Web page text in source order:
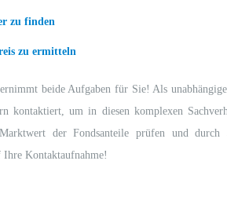
zu finden
zu ermitteln
beide Aufgaben für Sie! Als
kontaktiert, um in diesen komplexen
der Fondsanteile prüfen und durch
Kontaktaufnahme!